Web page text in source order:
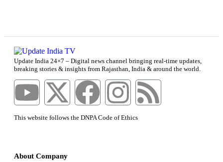
Update India 24×7 – Digital news channel bringing real-time updates,
breaking stories & insights from Rajasthan, India & around the world.
This website follows the DNPA Code of Ethics
About Company